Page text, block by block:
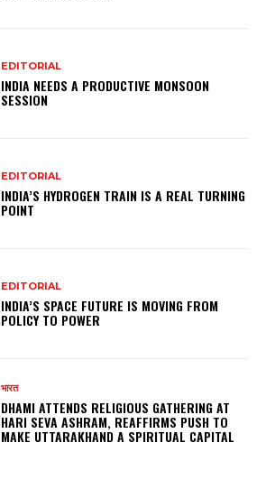
EDITORIAL
INDIA NEEDS A PRODUCTIVE MONSOON
SESSION
EDITORIAL
INDIA’S HYDROGEN TRAIN IS A REAL TURNING
POINT
EDITORIAL
INDIA’S SPACE FUTURE IS MOVING FROM
POLICY TO POWER
भारत
DHAMI ATTENDS RELIGIOUS GATHERING AT
HARI SEVA ASHRAM, REAFFIRMS PUSH TO
MAKE UTTARAKHAND A SPIRITUAL CAPITAL